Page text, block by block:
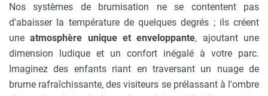
Nos systèmes de brumisation ne se contentent pas
d'abaisser la température de quelques degrés ; ils créent
uneatmosphère unique et enveloppante, ajoutant une
dimension ludique et un confort inégalé à votre parc.
Imaginez des enfants riant en traversant un nuage de
brume rafraîchissante, des visiteurs se prélassant à l'ombre